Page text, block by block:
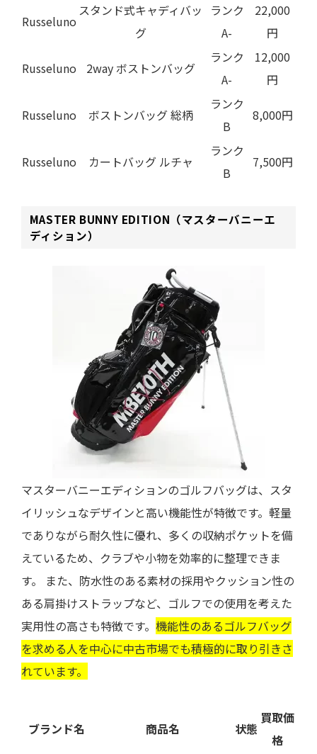
Russeluno
スタンド式キャディバッ
グ
ランク
A-
22,000
円
Russeluno 2way ボストンバッグ
ランク
A-
12,000
円
Russeluno ボストンバッグ 総柄
ランク
B
8,000円
Russeluno カートバッグ ルチャ
ランク
B
7,500円
MASTER BUNNY EDITION（マスターバニーエ
ディション）
マスターバニーエディションのゴルフバッグは、スタ
イリッシュなデザインと高い機能性が特徴です。軽量
でありながら耐久性に優れ、多くの収納ポケットを備
えているため、クラブや小物を効率的に整理できま
す。 また、防水性のある素材の採用やクッション性の
ある肩掛けストラップなど、ゴルフでの使用を考えた
実用性の高さも特徴です。 機能性のあるゴルフバッグ
を求める人を中心に中古市場でも積極的に取り引きさ
れています。
ブランド名 商品名 状態
買取価
格